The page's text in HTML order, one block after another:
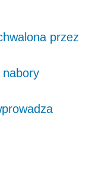
przez
nabory